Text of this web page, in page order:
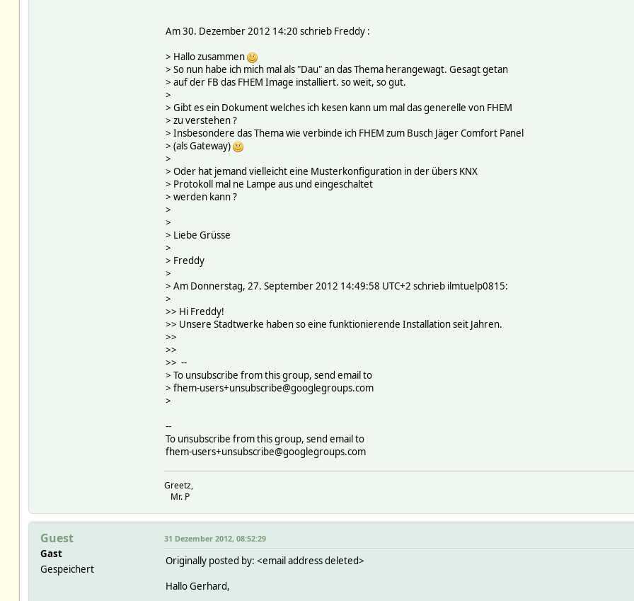
Am 30. Dezember 2012 14:20 schrieb Freddy :
> Hallo zusammen
> So nun habe ich mich mal als "Dau" an das Thema herangewagt. Gesagt getan
> auf der FB das FHEM Image installiert. so weit, so gut.
>
> Gibt es ein Dokument welches ich kesen kann um mal das generelle von FHEM
> zu verstehen ?
> Insbesondere das Thema wie verbinde ich FHEM zum Busch Jäger Comfort Panel
> (als Gateway)
>
> Oder hat jemand vielleicht eine Musterkonfiguration in der übers KNX
> Protokoll mal ne Lampe aus und eingeschaltet
> werden kann ?
>
>
> Liebe Grüsse
>
> Freddy
>
> Am Donnerstag, 27. September 2012 14:49:58 UTC+2 schrieb ilmtuelp0815:
>
>> Hi Freddy!
>> Unsere Stadtwerke haben so eine funktionierende Installation seit Jahren.
>>
>>
>> --
> To unsubscribe from this group, send email to
> fhem-users+unsubscribe@googlegroups.com
>
--
To unsubscribe from this group, send email to
fhem-users+unsubscribe@googlegroups.com
Greetz,
Mr. P
Guest
Gast
Gespeichert
31 Dezember 2012, 08:52:29
Originally posted by: <email address deleted>
Hallo Gerhard,